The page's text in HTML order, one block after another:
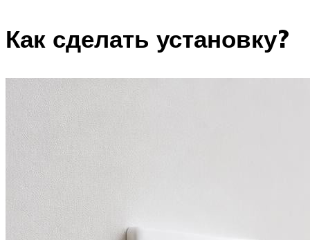
Как сделать установку?